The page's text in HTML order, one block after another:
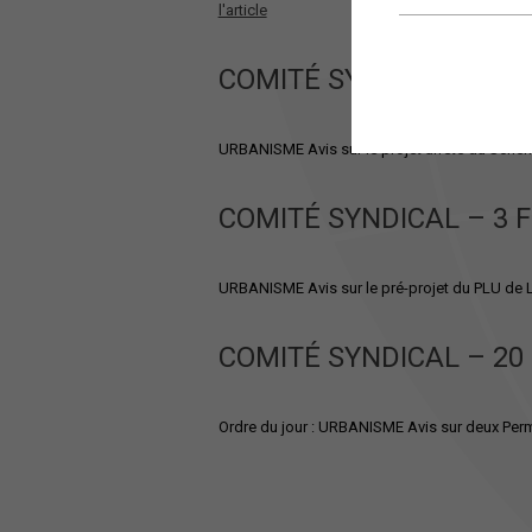
l'article
COMITÉ SYNDICAL – 2
URBANISME Avis sur le projet arrêté du
COMITÉ SYNDICAL – 3
URBANISME Avis sur le pré-projet du PLU
COMITÉ SYNDICAL –
Ordre du jour : URBANISME Avis sur deux